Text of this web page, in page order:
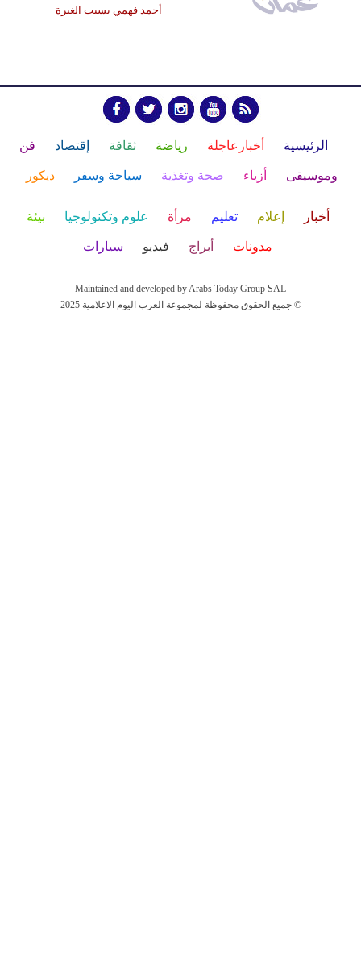
أحمد فهمي بسبب الغيرة
الرئيسية أخبارعاجلة رياضة ثقافة إقتصاد فن
وموسيقى أزياء صحة وتغذية سياحة وسفر ديكور
أخبار إعلام تعليم مرأة علوم وتكنولوجيا بيئة
مدونات أبراج فيديو سيارات
Maintained and developed by Arabs Today Group SAL
جميع الحقوق محفوظة لمجموعة العرب اليوم الاعلامية 2025 ©